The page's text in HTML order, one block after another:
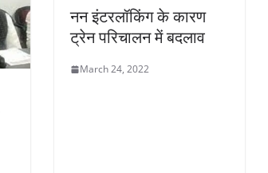
नन इंटरलॉकिंग के कारण
ट्रेन परिचालन में बदलाव
March 24, 2022